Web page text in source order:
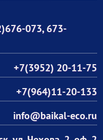
073, 673-
+7(3952) 20-11-75
+7(964)11-20-133
info@baikal-eco.ru